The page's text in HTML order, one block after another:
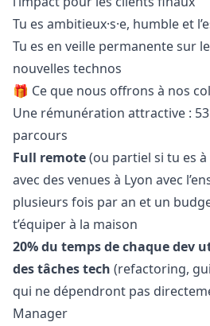
Tu es ambitieux·s·e, humble et
Tu es en veille permanente sur
nouvelles technos
🎁 Ce que nous offrons à nos
Une rémunération attractive :
parcours
Full remote(ou partiel si tu es
avec des venues à Lyon avec
plusieurs fois par an et un
t’équiper à la maison
20% du temps de chaque dev
des tâches tech (refactoring,
qui ne dépendront pas
Manager